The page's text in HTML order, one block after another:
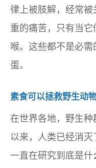
律上被肢解，经常
重的痛苦，只有当它
喉。这些都不是必
蛋。
素食可以拯救野生动
在世界各地，野生
以来，人类已经消
一直在研究到底是